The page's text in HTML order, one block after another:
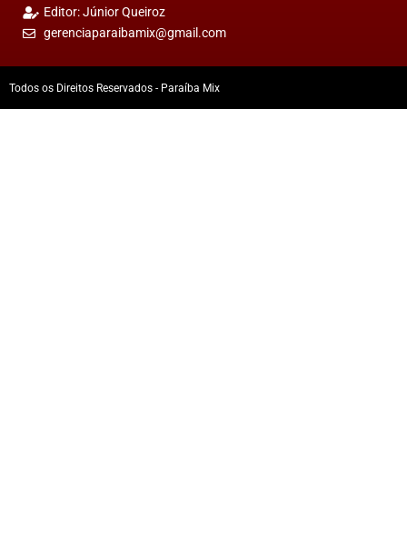
Editor: Júnior Queiroz
gerenciaparaibamix@gmail.com
Todos os Direitos Reservados - Paraíba Mix